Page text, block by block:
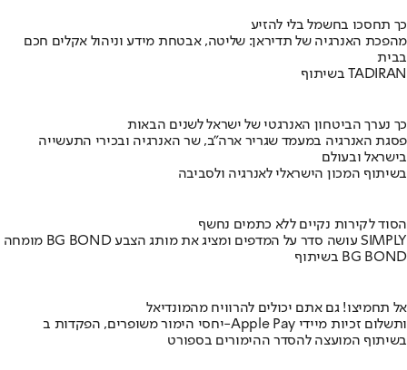
כך תחסכו בחשמל בלי להזיע
מהפכת האנרגיה של תדיראן: שליטה, אבטחת מידע וניהול אקלים חכם
בבית
בשיתוף TADIRAN
כך נערך הביטחון האנרגטי של ישראל לשנים הבאות
פסגת האנרגיה במעמד שגריר ארה"ב, שר האנרגיה ובכירי התעשייה
בישראל ובעולם
בשיתוף המכון הישראלי לאנרגיה ולסביבה
הסוד לקירות נקיים ללא כתמים נחשף
מומחה BG BOND עושה סדר על המדפים ומציג את מותג הצבע SIMPLY
בשיתוף BG BOND
אל תחמיצו! גם אתם יכולים להרוויח מהמונדיאל
יחסי הימור משופרים, הפקדות ב-Apple Pay ותשלום זכיות מיידי
בשיתוף המועצה להסדר ההימורים בספורט